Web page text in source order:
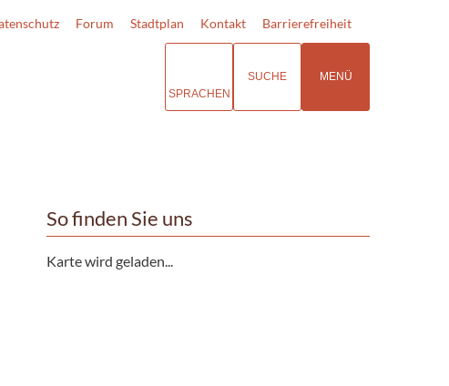
Forum Stadtplan Kontakt Barrierefreiheit
SPRACHEN
SUCHE MENÜ
So finden Sie uns
Karte wird geladen...